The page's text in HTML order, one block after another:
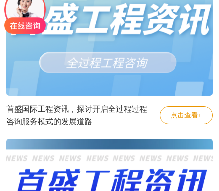
首盛国际工程资讯，探讨开启全过程过程
咨询服务模式的发展道路
点击查看+